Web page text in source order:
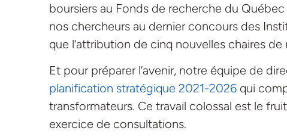
boursiers au Fonds de recherche du
nos chercheurs au dernier concours des
que l’attribution de cinq nouvelles chaires
Et pour préparer l’avenir, notre équipe de
planification stratégique 2021-2026 qui
transformateurs. Ce travail colossal est le
exercice de consultations.